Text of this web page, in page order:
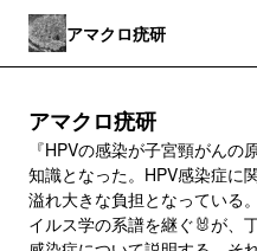
アマクロ疣研
アマクロ疣研
『HPVの感染が子宮頸がん
知識となった。HPV感染症に
溢れ大きな負担となっている
イルス学の系譜を継ぐ🐰が、